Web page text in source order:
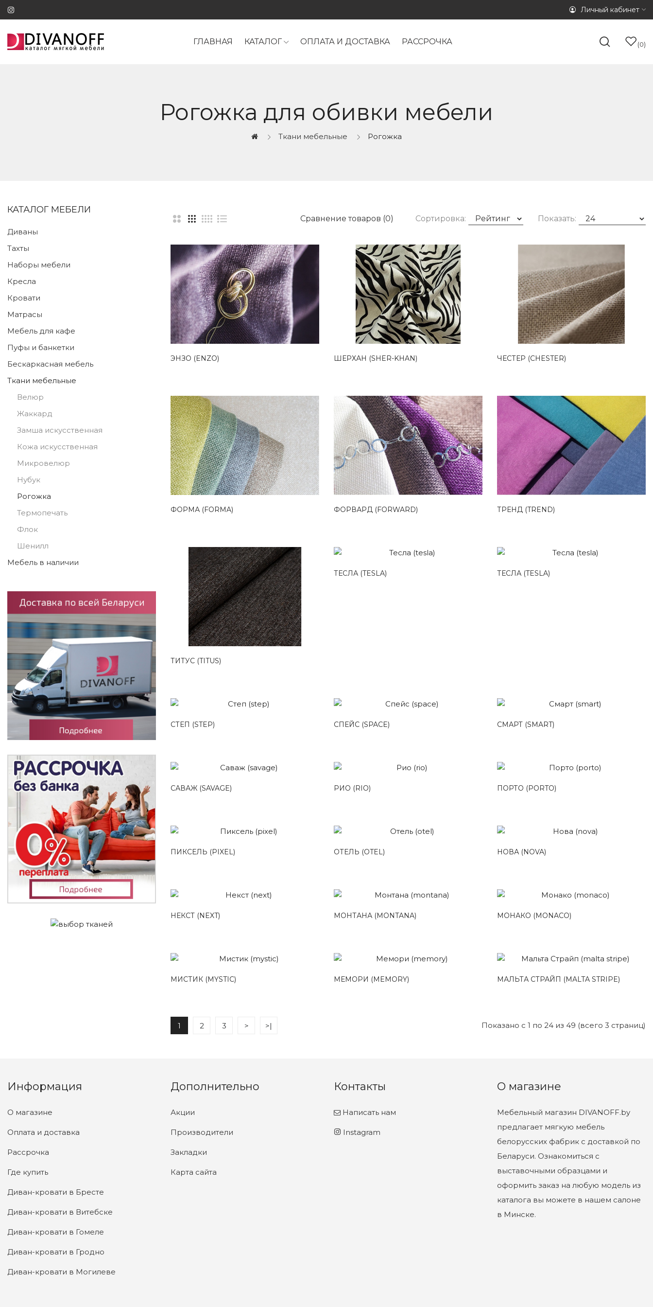
Личный кабинет
ГЛАВНАЯ КАТАЛОГ ОПЛАТА И ДОСТАВКА РАССРОЧКА 0
Рогожка для обивки мебели
Ткани мебельные Рогожка
КАТАЛОГ МЕБЕЛИ
Диваны
Тахты
Наборы мебели
Кресла
Кровати
Матрасы
Мебель для кафе
Пуфы и банкетки
Бескаркасная мебель
Ткани мебельные
Велюр
Жаккард
Замша искусственная
Кожа искусственная
Микровелюр
Нубук
Рогожка
Термопечать
Флок
Шенилл
Мебель в наличии
Сравнение товаров (0) Сортировка: Показать:
ЭНЗО (ENZO) ШЕРХАН (SHER-KHAN) ЧЕСТЕР (CHESTER)
ФОРМА (FORMA) ФОРВАРД (FORWARD) ТРЕНД (TREND)
ТИТУС (TITUS)
ТЕСЛА (TESLA) ТЕСЛА (TESLA)
СТЕП (STEP) СПЕЙС (SPACE) СМАРТ (SMART)
САВАЖ (SAVAGE) РИО (RIO) ПОРТО (PORTO)
ПИКСЕЛЬ (PIXEL) ОТЕЛЬ (OTEL) НОВА (NOVA)
НЕКСТ (NEXT) МОНТАНА (MONTANA) МОНАКО (MONACO)
МИСТИК (MYSTIC) МЕМОРИ (MEMORY) МАЛЬТА СТРАЙП (MALTA STRIPE)
1 2 3 > >| Показано с 1 по 24 из 49 (всего 3 страниц)
Информация
О магазине
Оплата и доставка
Рассрочка
Где купить
Диван-кровати в Бресте
Диван-кровати в Витебске
Диван-кровати в Гомеле
Диван-кровати в Гродно
Диван-кровати в Могилеве
Дополнительно
Акции
Производители
Закладки
Карта сайта
Контакты
Написать нам
Instagram
О магазине
Мебельный магазин DIVANOFF.by
предлагает мягкую мебель
белорусских фабрик с доставкой по
Беларуси. Ознакомиться с
выставочными образцами и
оформить заказ на любую модель из
каталога вы можете в нашем салоне
в Минске.